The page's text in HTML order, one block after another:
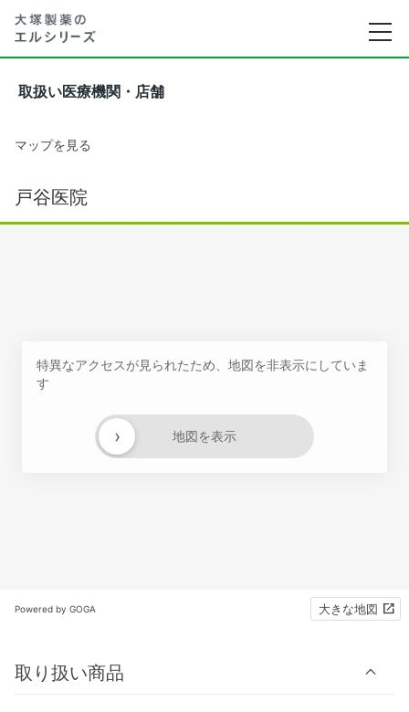
取扱い医療機関・店舗
マップを見る
戸谷医院
特異なアクセスが見られたため、地図を非表示にしていま
す
地図を表示
›
Powered by GOGA 大きな地図
取り扱い商品